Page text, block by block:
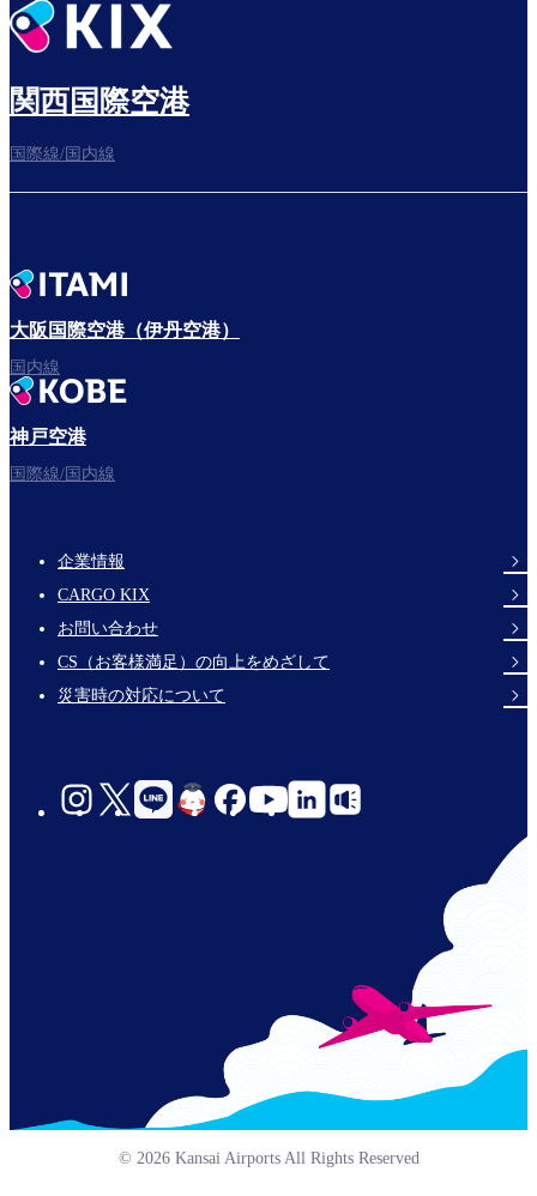
関西国際空港
国際線/国内線
大阪国際空港（伊丹空港）
国内線
神戸空港
国際線/国内線
Footer
Links
企業情報
CARGO KIX
お問い合わせ
CS（お客様満足）の向上をめざして
災害時の対応について
social-
© 2026 Kansai Airports All Rights Reserved